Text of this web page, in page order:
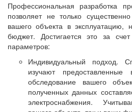
Профессиональная разработка
позволяет не только
вашего объекта в эксплуатацию,
бюджет. Достигается это за
параметров:
Индивидуальный подход.
изучают
обследование вашего
полученных данных
электроснабжения.